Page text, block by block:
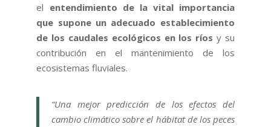
el entendimiento de la vital importancia
que supone un adecuado establecimiento
de los caudales ecológicos en los ríos y su
contribución en el mantenimiento de los
ecosistemas fluviales.
“Una mejor predicción de los efectos del
cambio climático sobre el hábitat de los peces